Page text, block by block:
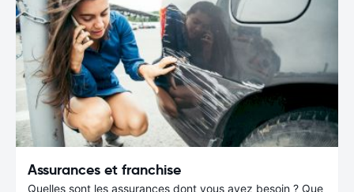
Assurances et franchise
Quelles sont les assurances dont vous avez besoin ? Que